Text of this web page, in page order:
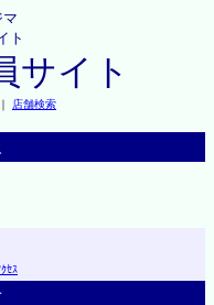
ト
サイト
｜ 店舗検索
ｾｽ